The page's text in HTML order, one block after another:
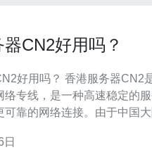
CN2好用吗？
务器CN2是指连接中国大
络专线，是一种高速稳定的
可靠的网络连接。由于中国